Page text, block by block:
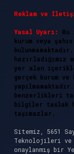
Reklam ve
Yasal Uyarı:
kurum veya
hazırladığımız
yer alan
gerçek kurum ve
benzerlikleri
bilgiler taslak
taşımazlar.
Sitemiz, 5651
Teknolojileri ve
onaylanmış bir